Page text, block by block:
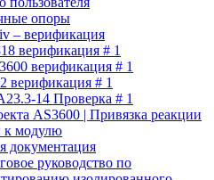
опоры
– верификация
верификация # 1
верификация # 1
верификация # 1
14 Проверка # 1
AS3600 | Привязка реакции
к модулю
документация
руководство по